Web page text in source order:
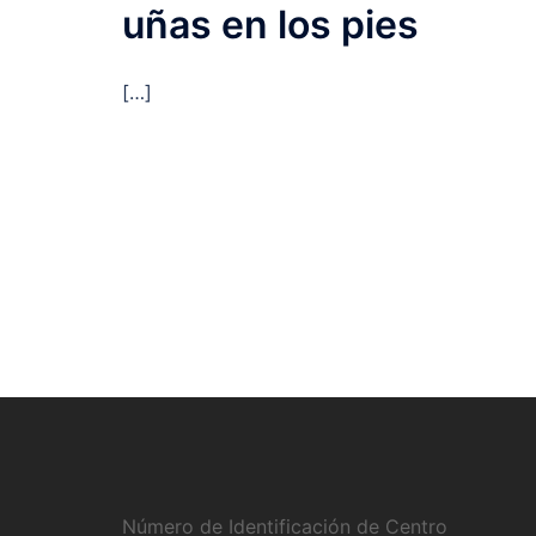
uñas en los pies
[…]
Número de Identificación de Centro